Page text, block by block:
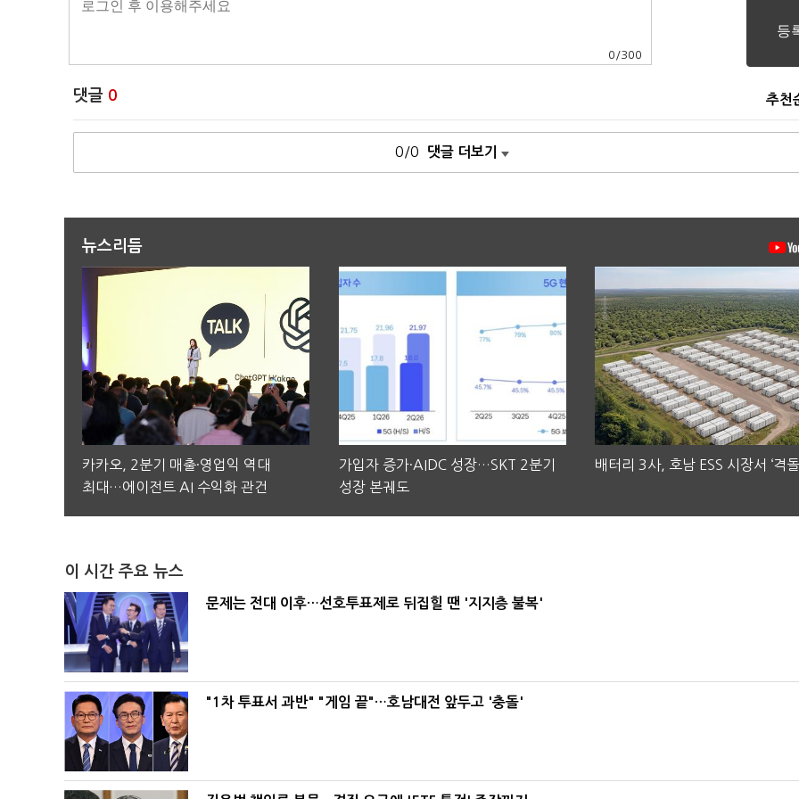
0 /300
댓글 0 추천
0/0 댓글 더보기
뉴스리듬
카카오, 2분기 매출·영업익 역대
최대…에이전트 AI 수익화 관건
가입자 증가·AIDC 성장…SKT 2분기
성장 본궤도
배터리 3사, 호남 ESS 시장서 ‘격돌
이 시간 주요 뉴스
문제는 전대 이후…선호투표제로 뒤집힐 땐 '지지층 불복'
"1차 투표서 과반" "게임 끝"…호남대전 앞두고 '충돌'